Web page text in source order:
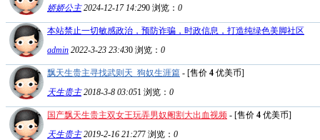
娇娇公主 2024-12-17 14:290 浏览： 0
本站禁止一切敏感政治，预防诈骗，时政信息，打造纯绿色美脚社区
admin 2022-3-23 23:430 浏览： 0
飘天生贵主寻找武则天_狗奴生涯篇 - [售价 4 优美币]
天生贵主 2018-3-8 03:051 浏览： 0
国产飘天生贵主双女王玩弄男奴阉割大出血视频 - [售价 4 优美币]
天生贵主 2019-2-16 21:277 浏览： 0